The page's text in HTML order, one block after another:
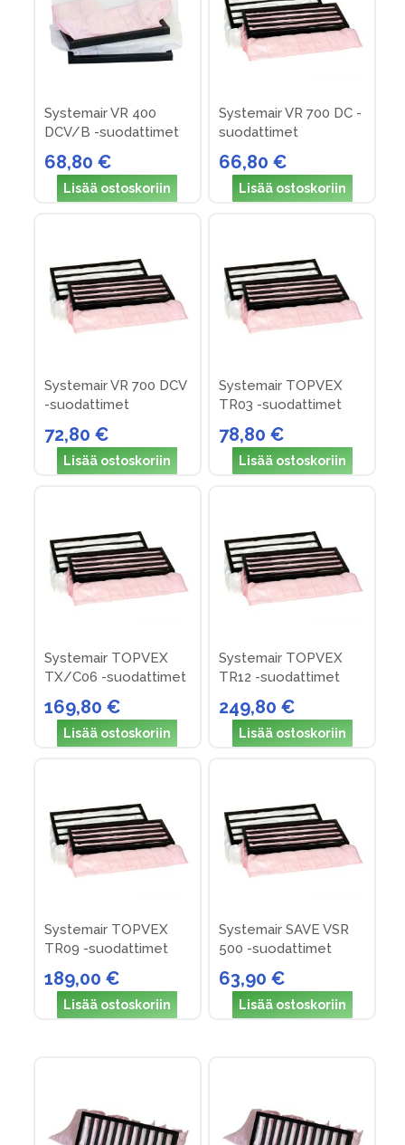
Systemair VR 400
DCV/B -suodattimet
68,80 €
Lisää ostoskoriin
Systemair VR 700 DC -
suodattimet
66,80 €
Lisää ostoskoriin
Systemair VR 700 DCV
-suodattimet
72,80 €
Lisää ostoskoriin
Systemair TOPVEX
TR03 -suodattimet
78,80 €
Lisää ostoskoriin
Systemair TOPVEX
TX/C06 -suodattimet
169,80 €
Lisää ostoskoriin
Systemair TOPVEX
TR12 -suodattimet
249,80 €
Lisää ostoskoriin
Systemair TOPVEX
TR09 -suodattimet
189,00 €
Lisää ostoskoriin
Systemair SAVE VSR
500 -suodattimet
63,90 €
Lisää ostoskoriin